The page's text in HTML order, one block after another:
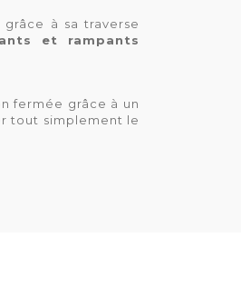
à sa traverse
et rampants
fermée grâce à un
tout simplement le